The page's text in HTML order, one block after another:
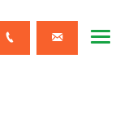
Contact